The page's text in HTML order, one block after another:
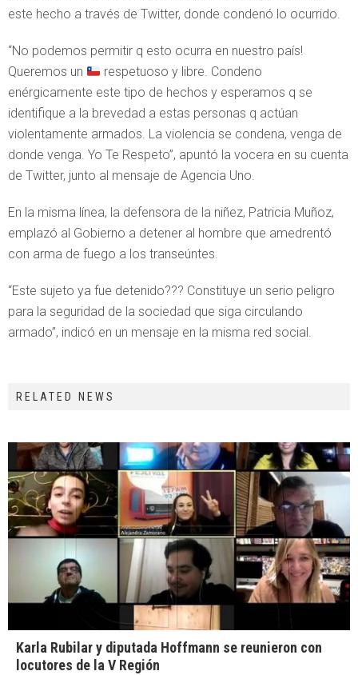
este hecho a través de Twitter, donde condenó lo ocurrido.
“No podemos permitir q esto ocurra en nuestro país!
Queremos un
respetuoso y libre. Condeno
enérgicamente este tipo de hechos y esperamos q se
identifique a la brevedad a estas personas q actúan
violentamente armados. La violencia se condena, venga de
donde venga. Yo Te Respeto”, apuntó la vocera en su cuenta
de Twitter, junto al mensaje de Agencia Uno.
En la misma línea, la defensora de la niñez, Patricia Muñoz,
emplazó al Gobierno a detener al hombre que amedrentó
con arma de fuego a los transeúntes.
“Este sujeto ya fue detenido??? Constituye un serio peligro
para la seguridad de la sociedad que siga circulando
armado”, indicó en un mensaje en la misma red social.
RELATED NEWS
Karla Rubilar y diputada Hoffmann se reunieron con
locutores de la V Región